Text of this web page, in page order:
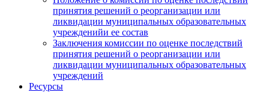
принятия решений о реорганизации или
ликвидации муниципальных образовательных
учрежденийи ее состав
Заключения комиссии по оценке последствий
принятия решений о реорганизации или
ликвидации муниципальных образовательных
учреждений
Ресурсы